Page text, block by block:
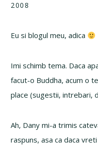
2008
Eu si blogul meu, adica
Imi schimb tema. Daca
facut-o Buddha, acum o
place (sugestii, intrebari,
Ah, Dany mi-a trimis
raspuns, asa ca daca